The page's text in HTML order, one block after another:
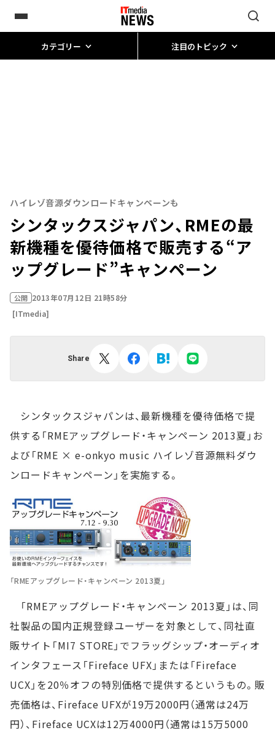
カテゴリー 注目のトピック
ハイレゾ音源ダウンロードキャンペーンも
シンタックスジャパン、RMEの最
新機種を優待価格で販売する“ア
ップグレード”キャンペーン
公開 2013年07月12日 21時58分
[ITmedia]
Share
シンタックスジャパンは、最新機種を優待価格で提
供する「RMEアップグレード・キャンペーン 2013夏」お
よび「RME × e-onkyo music ハイレゾ音源無料ダウ
ンロードキャンペーン」を実施する。
「RMEアップグレード・キャンペーン 2013夏」
「RMEアップグレード・キャンペーン 2013夏」は、同
社製品の国内正規登録ユーザーを対象として、同社直
販サイト「MI7 STORE」でフラッグシップ・オーディオ
インタフェース「Fireface UFX」または「Fireface
UCX」を20％オフの特別価格で提供するというもの。販
売価格は、Fireface UFXが19万2000円（通常は24万
円）、Fireface UCXは12万4000円（通常は15万5000